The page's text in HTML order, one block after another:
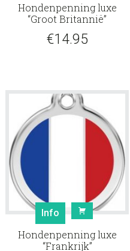
Hondenpenning luxe
“Groot Britannië”
€14.95
Info
Hondenpenning luxe
“Frankrijk”